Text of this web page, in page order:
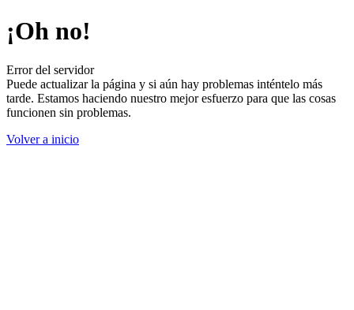
¡Oh no!
Error del servidor
Puede actualizar la página y si aún hay problemas inténtelo más
tarde. Estamos haciendo nuestro mejor esfuerzo para que las cosas
funcionen sin problemas.
Volver a inicio